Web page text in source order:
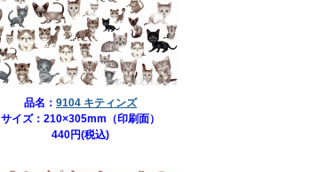
品名： 9104 キティンズ
サイズ：210×305mm（印刷面）
440円(税込)